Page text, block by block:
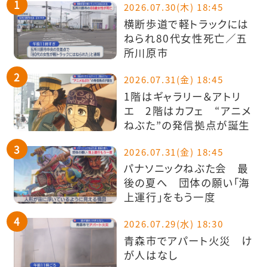
2026.07.30(木) 18:45
横断歩道で軽トラックには
ねられ80代女性死亡／五
所川原市
2026.07.31(金) 18:45
1階はギャラリー＆アトリ
エ 2階はカフェ “アニメ
ねぶた”の発信拠点が誕生
2026.07.31(金) 18:45
パナソニックねぶた会 最
後の夏へ 団体の願い「海
上運行」をもう一度
2026.07.29(水) 18:30
青森市でアパート火災 け
が人はなし